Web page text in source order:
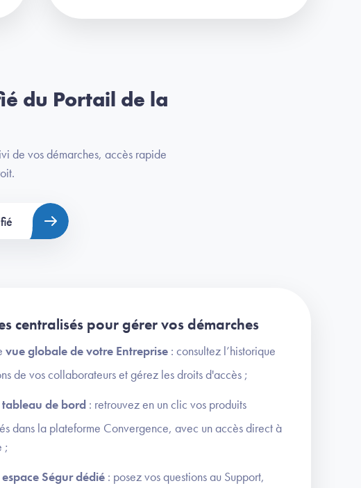
du Portail de la
de vos démarches, accès rapide
centralisés pour gérer vos démarches
vue globale de votre Entreprise : consultez l’historique
de vos collaborateurs et gérez les droits d'accès ;
tableau de bord : retrouvez en un clic vos produits
dans la plateforme Convergence, avec un accès direct à
;
espace Ségur dédié : posez vos questions au Support,